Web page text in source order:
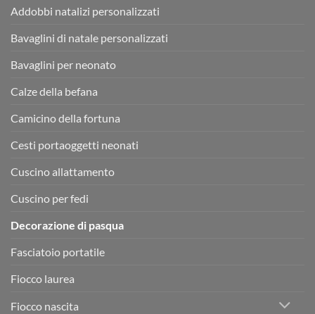
Addobbi natalizi personalizzati
Bavaglini di natale personalizzati
Bavaglini per neonato
Calze della befana
Camicino della fortuna
Cesti portaoggetti neonati
Cuscino allattamento
Cuscino per fedi
Decorazione di pasqua
Fasciatoio portatile
Fiocco laurea
Fiocco nascita